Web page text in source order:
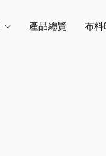
產品總覽 布